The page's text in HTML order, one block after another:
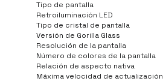
Tipo de pantalla
Retroiluminación LED
Tipo de cristal de pantalla
Versión de Gorilla Glass
Resolución de la pantalla
Número de colores de la pantalla
Relación de aspecto nativa
Máxima velocidad de actualización